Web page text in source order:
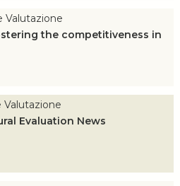
Valutazione
the competitiveness in
Valutazione
Evaluation News